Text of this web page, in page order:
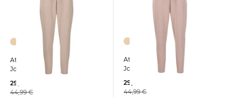
+4
Athlecia | Damen
Jogginghose JACEY
29,99 €
44,99 €
Athlecia | Damen
Jogginghose JACEY
29,99 €
44,99 €